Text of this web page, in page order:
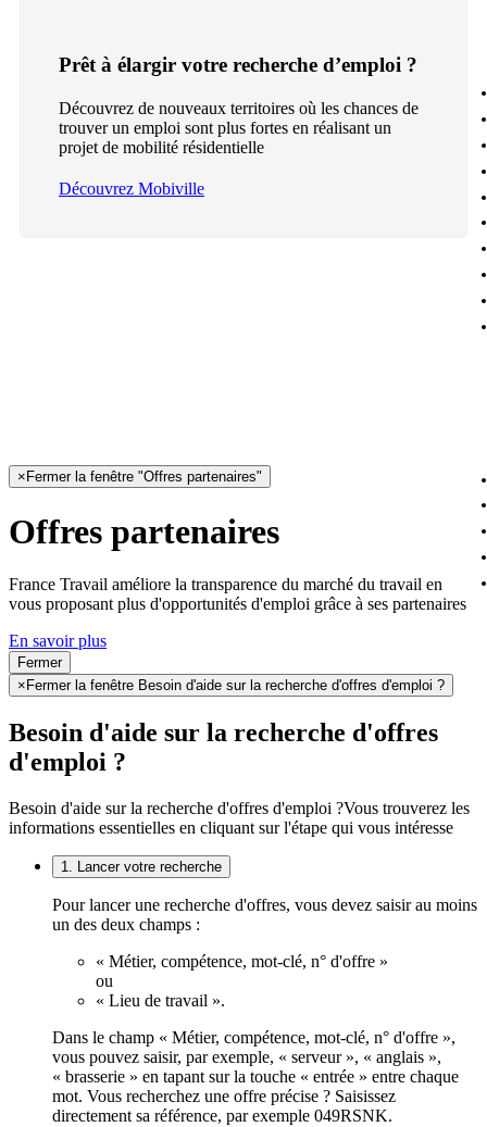
Prêt à élargir votre recherche d’emploi ?
Découvrez de nouveaux territoires où les chances de
trouver un emploi sont plus fortes en réalisant un
projet de mobilité résidentielle
Découvrez Mobiville
× Fermer la fenêtre "Offres partenaires"
Offres partenaires
France Travail améliore la transparence du marché du travail en
vous proposant plus d'opportunités d'emploi grâce à ses partenaires
En savoir plus
Fermer
× Fermer la fenêtre Besoin d'aide sur la recherche d'offres d'emploi ?
Besoin d'aide sur la recherche d'offres
d'emploi ?
Besoin d'aide sur la recherche d'offres d'emploi ?Vous trouverez les
informations essentielles en cliquant sur l'étape qui vous intéresse
1. Lancer votre recherche
Pour lancer une recherche d'offres, vous devez saisir au moins
un des deux champs :
« Métier, compétence, mot-clé, n° d'offre »
ou
« Lieu de travail ».
Dans le champ « Métier, compétence, mot-clé, n° d'offre »,
vous pouvez saisir, par exemple, « serveur », « anglais »,
« brasserie » en tapant sur la touche « entrée » entre chaque
mot. Vous recherchez une offre précise ? Saisissez
directement sa référence, par exemple 049RSNK.